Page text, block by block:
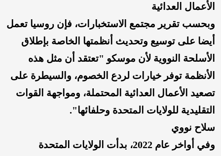
الأعمال العدائية
وبحسب تقرير مجتمع الاستخبارات، فإن روسيا تعمل
أيضا على توسيع وتحديث أنظمتها الخاصة بإطلاق
الأسلحة النووية لأن موسكو "تعتقد أن مثل هذه
الأنظمة توفر خيارات لردع الخصوم، والسيطرة على
تصعيد الأعمال العدائية المحتملة، ومواجهة القوات
التقليدية للولايات المتحدة وحلفائها".
سلاح نووي
وفي أواخر عام 2022، بدأت الولايات المتحدة